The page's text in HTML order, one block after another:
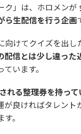
ク」は、ホロメンが
ら生配信を行う企画
向けてクイズを出し
配信とは少し違った
ています。
れる整理券を持っ
が良ければタレント
。